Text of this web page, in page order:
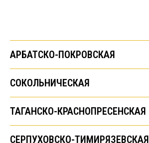
АРБАТСКО-ПОКРОВСКАЯ
СОКОЛЬНИЧЕСКАЯ
ТАГАНСКО-КРАСНОПРЕСЕНСКАЯ
СЕРПУХОВСКО-ТИМИРЯЗЕВСКАЯ